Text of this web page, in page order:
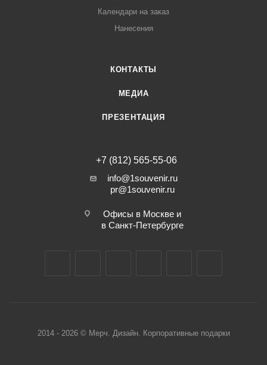
Календари на заказ
Нанесения
КОНТАКТЫ
МЕДИА
ПРЕЗЕНТАЦИЯ
+7 (812) 565-55-06
info@1souvenir.ru
pr@1souvenir.ru
Офисы в Москве и
в Санкт-Петербурге
2014 - 2026 © Мерч. Дизайн. Корпоративные подарки